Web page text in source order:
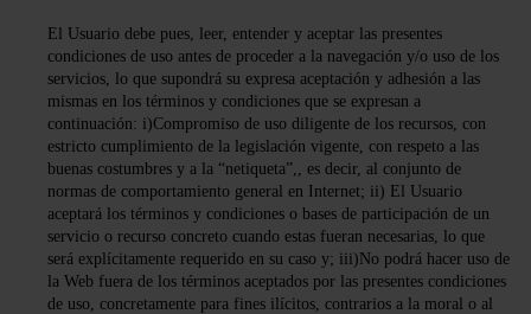
El Usuario debe pues, leer, entender y aceptar las presentes
condiciones de uso antes de proceder a la navegación y/o uso de los
servicios, lo que supondrá su expresa aceptación y adhesión a las
mismas en los términos y condiciones que se expresan a
continuación: i)Compromiso de uso diligente de los recursos, con
estricto cumplimiento de la legislación vigente, con respeto a las
buenas costumbres y a la “netiqueta”,, es decir, al conjunto de
normas de comportamiento general en Internet; ii) El Usuario
aceptará los términos y condiciones o bases de participación de un
servicio o recurso concreto cuando estas fueran necesarias, lo que
será explícitamente requerido en su caso y; iii)No podrá hacer uso de
la Web fuera de los términos aceptados por las presentes condiciones
de uso, concretamente para fines ilícitos, contrarios a la moral o al